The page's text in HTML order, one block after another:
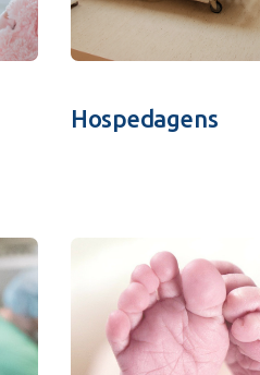
Hospedagens